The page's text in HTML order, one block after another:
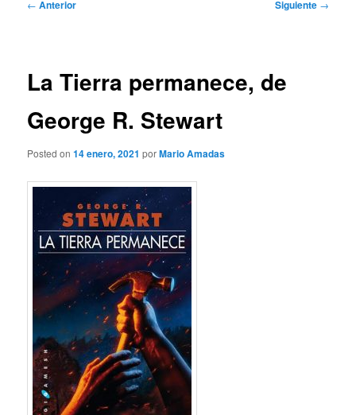
← Anterior Siguiente →
La Tierra permanece, de
George R. Stewart
Posted on14 enero, 2021 porMario Amadas